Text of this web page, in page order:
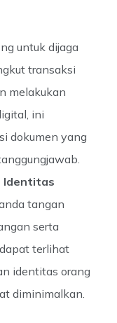
untuk dijaga
transaksi
melakukan
ini
dokumen yang
Identitas
tangan
serta
terlihat
identitas orang
diminimalkan.